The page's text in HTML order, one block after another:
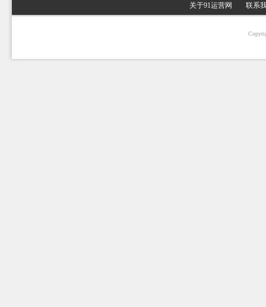
关于91运营网 联系